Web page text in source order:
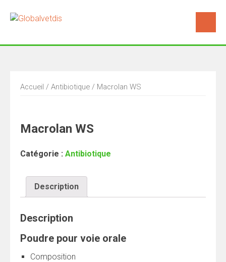
Accueil / Antibiotique / Macrolan WS
Macrolan WS
Catégorie : Antibiotique
Description
Description
Poudre pour voie orale
Composition